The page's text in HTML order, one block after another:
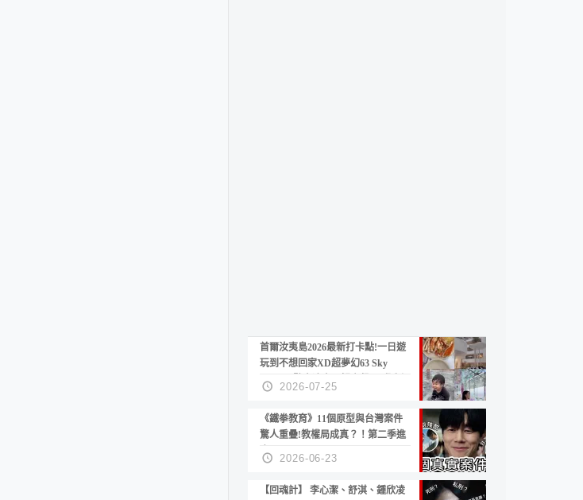
首爾汝夷島2026最新打卡點!一日遊
玩到不想回家XD超夢幻63 Sky
Picnic、鷺良津帝王蟹大餐、《淚之
女王》拍攝地、漢江公園免費玩水
2026-07-25
《鐵拳教育》11個原型與台灣案件
驚人重疊!教權局成真？！第二季進
度？😍
2026-06-23
【回魂計】 李心潔、舒淇、鍾欣凌